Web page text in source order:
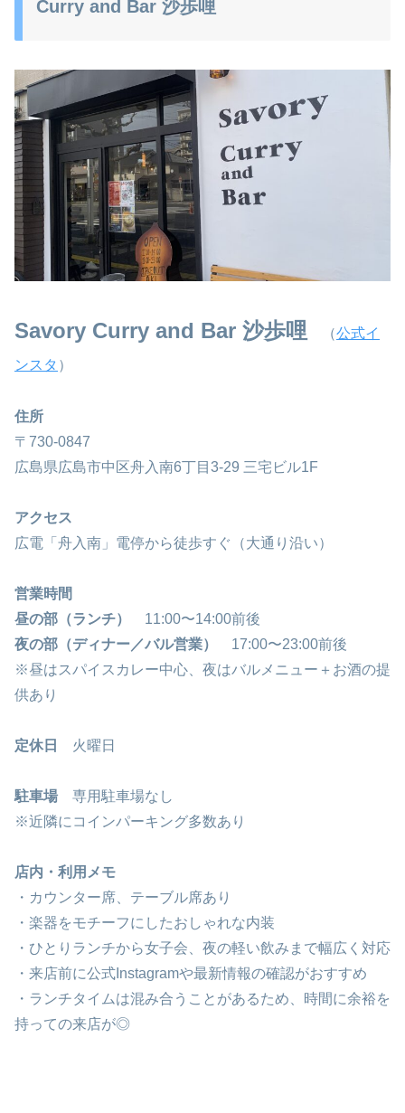
Curry and Bar 沙歩哩
Savory Curry and Bar 沙歩哩 （公式イ
ンスタ ）
住所
〒730-0847
広島県広島市中区舟入南6丁目3-29 三宅ビル1F
アクセス
広電「舟入南」電停から徒歩すぐ（大通り沿い）
営業時間
昼の部（ランチ）
11:00〜14:00前後
夜の部（ディナー／バル営業）
17:00〜23:00前後
※昼はスパイスカレー中心、夜はバルメニュー＋お酒の提
供あり
定休日 火曜日
駐車場 専用駐車場なし
※近隣にコインパーキング多数あり
店内・利用メモ
・カウンター席、テーブル席あり
・楽器をモチーフにしたおしゃれな内装
・ひとりランチから女子会、夜の軽い飲みまで幅広く対応
・来店前に公式Instagramや最新情報の確認がおすすめ
・ランチタイムは混み合うことがあるため、時間に余裕を
持っての来店が◎